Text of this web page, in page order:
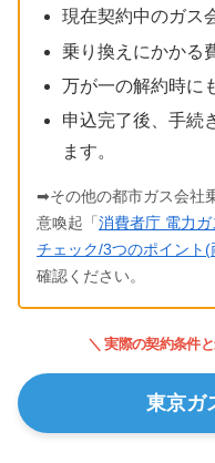
現在契約中のガス
乗り換えにかかる
万が一の解約時に
申込完了後、手続
ます。
➡その他の都市ガス会社
意喚起「 消費者庁 電力
チェック/3つのポイント
確認ください。
＼ 実際の契約条件
東京ガ